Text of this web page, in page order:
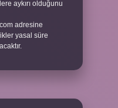
aykırı olduğunu
adresine
yasal süre